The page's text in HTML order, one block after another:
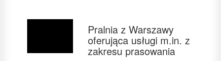
Pralnia z Warszawy
oferująca usługi m.in. z
zakresu prasowania